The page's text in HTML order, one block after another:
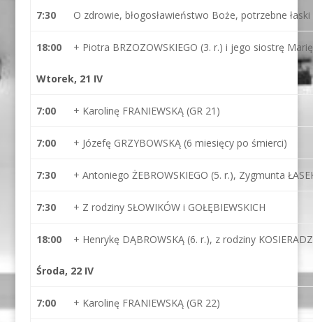
7:30 O zdrowie, błogosławieństwo Boże, potrzebne łaski
18:00 + Piotra BRZOZOWSKIEGO (3. r.) i jego siostrę
Wtorek, 21 IV
7:00 + Karolinę FRANIEWSKĄ (GR 21)
7:00 + Józefę GRZYBOWSKĄ (6 miesięcy po śmierci)
7:30 + Antoniego ŻEBROWSKIEGO (5. r.), Zygmunta
7:30 + Z rodziny SŁOWIKÓW i GOŁĘBIEWSKICH
18:00 + Henrykę DĄBROWSKĄ (6. r.), z rodziny
Środa, 22 IV
7:00 + Karolinę FRANIEWSKĄ (GR 22)